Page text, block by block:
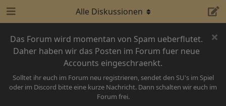
Das Forum wird momentan von Spam ueberflutet.
Daher haben wir das Posten im Forum fuer neue
Accounts eingeschraenkt.
Solltet ihr euch im Forum neu registrieren, sendet den SU's im Spiel
oder im Discord bitte eine kurze Nachricht. Dann schalten wir euch im
Forum frei.
Alle Diskussionen